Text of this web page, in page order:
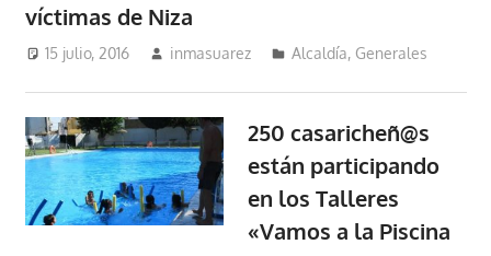
víctimas de Niza
15 julio, 2016 inmasuarez Alcaldía, Generales
250 casaricheñ@s
están participando
en los Talleres
«Vamos a la Piscina